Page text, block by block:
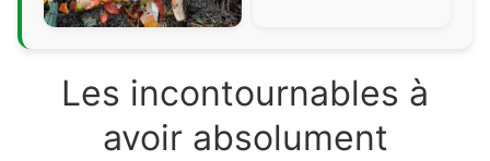
Les incontournables à
avoir absolument